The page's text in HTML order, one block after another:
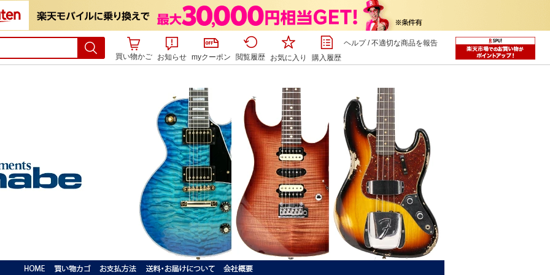
買い物かご お知らせ myクーポン 閲覧履歴 お気に入り 購入履歴
ヘルプ/不適切な商品を報告